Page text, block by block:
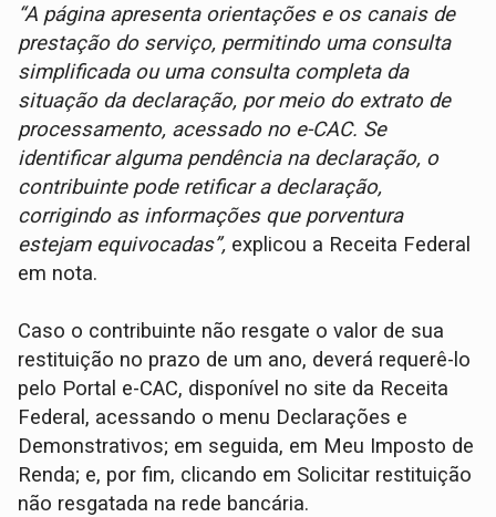
“A página apresenta orientações e os canais de
prestação do serviço, permitindo uma consulta
simplificada ou uma consulta completa da
situação da declaração, por meio do extrato de
processamento, acessado no e-CAC. Se
identificar alguma pendência na declaração, o
contribuinte pode retificar a declaração,
corrigindo as informações que porventura
estejam equivocadas”, explicou a Receita Federal
em nota.
Caso o contribuinte não resgate o valor de sua
restituição no prazo de um ano, deverá requerê-lo
pelo Portal e-CAC, disponível no site da Receita
Federal, acessando o menu Declarações e
Demonstrativos; em seguida, em Meu Imposto de
Renda; e, por fim, clicando em Solicitar restituição
não resgatada na rede bancária.